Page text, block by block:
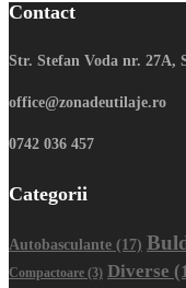
Contact
Str. Stefan Voda nr. 27A,
office@zonadeutilaje.ro
0742 036 457
Categorii
Autobasculante (17)
Compactoare (3) Diverse